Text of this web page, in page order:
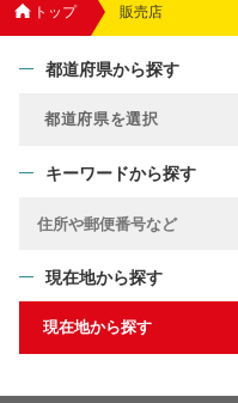
トップ 販売店
都道府県から探す
キーワードから探す
現在地から探す
現在地から探す